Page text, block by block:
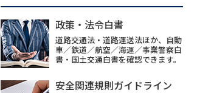
政策・法令白書
道路交通法・道路運送法ほか、自動
車／鉄道／航空／海運／事業警察白
書・国土交通白書を確認できます。
安全関連規則ガイドライン